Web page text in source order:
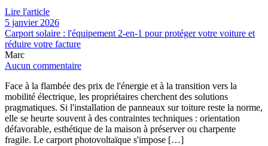
Lire l'article
5 janvier 2026
Carport solaire : l'équipement 2-en-1 pour protéger votre voiture et
réduire votre facture
Marc
Aucun commentaire
Face à la flambée des prix de l'énergie et à la transition vers la
mobilité électrique, les propriétaires cherchent des solutions
pragmatiques. Si l'installation de panneaux sur toiture reste la norme,
elle se heurte souvent à des contraintes techniques : orientation
défavorable, esthétique de la maison à préserver ou charpente
fragile. Le carport photovoltaïque s'impose […]